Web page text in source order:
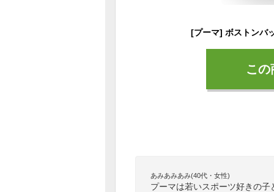
[プーマ] ボストンバ
こ
あみあみあみ(40代・女性)
プーマは若いスポーツ好きの